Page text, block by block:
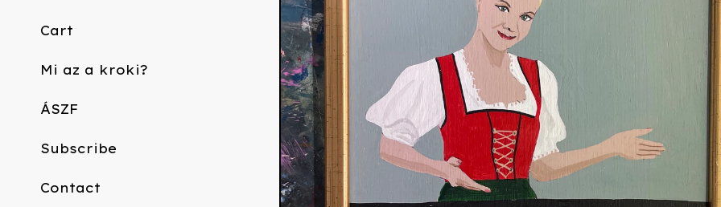
Cart
Mi az a kroki?
ÁSZF
Subscribe
Contact